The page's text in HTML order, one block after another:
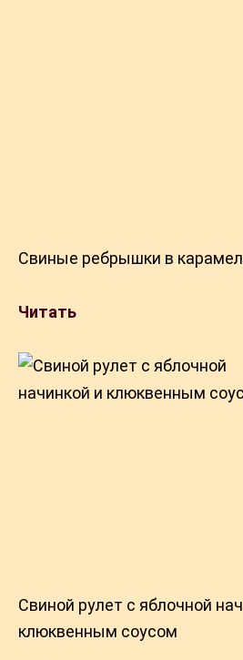
Свиные ребрышки в
Читать
Свиной рулет с яблочной
клюквенным соусом